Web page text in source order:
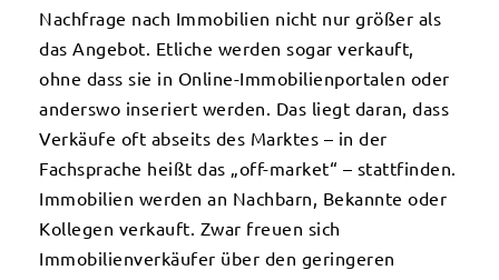
Nachfrage nach Immobilien nicht nur größer als
das Angebot. Etliche werden sogar verkauft,
ohne dass sie in Online-Immobilienportalen oder
anderswo inseriert werden. Das liegt daran, dass
Verkäufe oft abseits des Marktes – in der
Fachsprache heißt das „off-market“ – stattfinden.
Immobilien werden an Nachbarn, Bekannte oder
Kollegen verkauft. Zwar freuen sich
Immobilienverkäufer über den geringeren